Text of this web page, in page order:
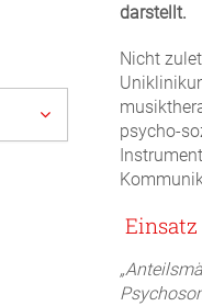
darstellt.
Nicht
psycho-